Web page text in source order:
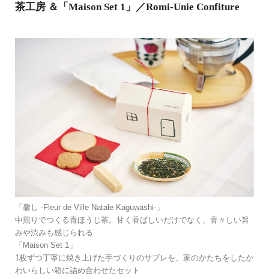
茶工房 ＆「Maison Set 1」／Romi-Unie Confiture
「馨し -Fleur de Ville Natale Kaguwashi-」
中煎りでつくる青ほうじ茶。甘く香ばしいだけでなく、青々しい旨
みや渋みも感じられる
「Maison Set 1」
1枚ずつ丁寧に焼き上げた手づくりのサブレを、家のかたちをしたか
わいらしい箱に詰め合わせたセット